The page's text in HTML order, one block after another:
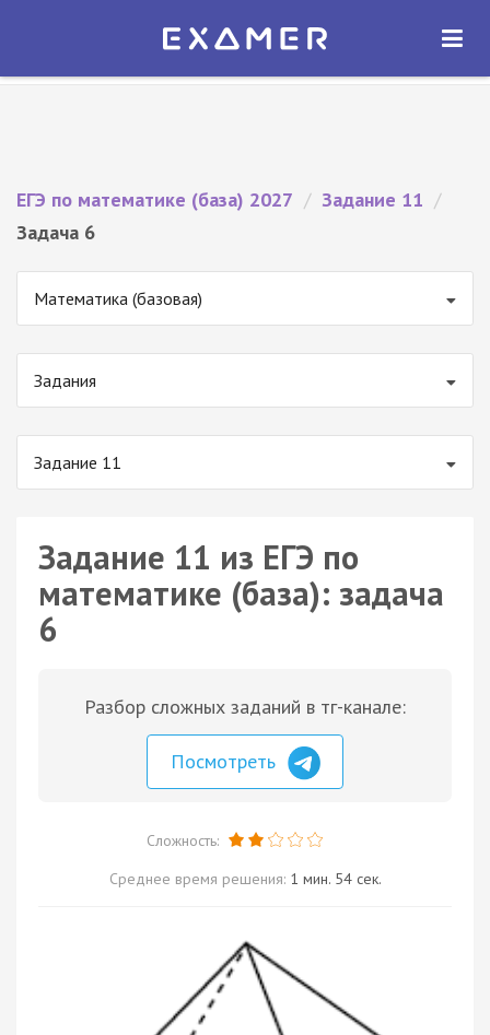
Экзамер — ЕГЭ 2027
ОТКРЫТЬ
ЕГЭ по математике (база) 2027 / Задание 11 /
Задача 6
Математика (базовая)
Задания
Задание 11
Задание 11 из ЕГЭ по
математике (база): задача
6
Разбор сложных заданий в тг-канале:
Посмотреть
Сложность:
Среднее время решения: 1 мин. 54 сек.